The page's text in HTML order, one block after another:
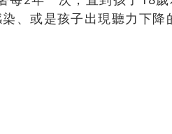
、或是孩子出現聽力下降